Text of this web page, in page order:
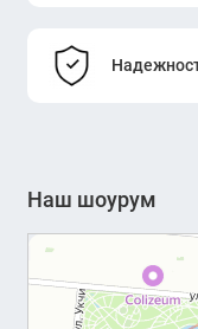
Наш шоурум